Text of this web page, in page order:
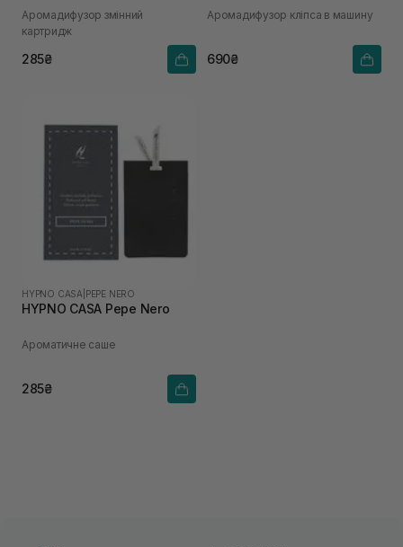
Аромадифузор змінний
картридж
285₴
Аромадифузор кліпса в машину
690₴
HYPNO CASA PEPE NERO
HYPNO CASA Pepe Nero
Ароматичне саше
285₴